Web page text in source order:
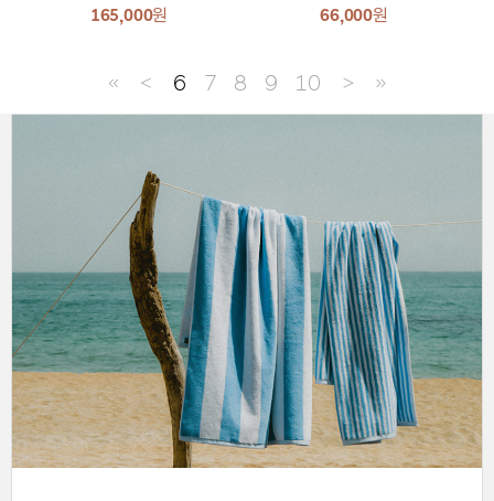
165,000원 66,000원
≪ ＜ 6 7 8 9 10 ＞ ≫
한 걸음 더, 고객의 일상 속으로